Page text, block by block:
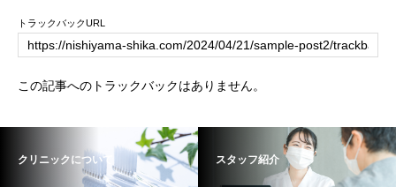
トラックバックURL
この記事へのトラックバックはありません。
クリニックについて スタッフ紹介